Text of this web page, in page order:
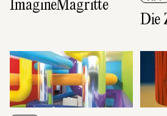
ImagineMagritte
Die